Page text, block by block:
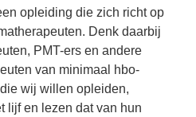
opleiding die zich richt op
Denk daarbij
PMT-ers en andere
van minimaal hbo-
wij willen opleiden,
lijf en lezen dat van hun